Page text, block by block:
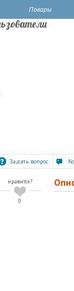
Повары
Задать вопрос
нравится?
0